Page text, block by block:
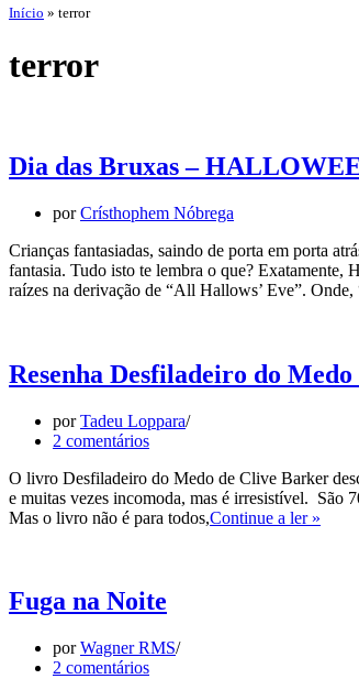
Início » terror
terror
Dia das Bruxas –
porCrísthophem Nóbrega
Crianças fantasiadas, saindo de porta em porta
fantasia. Tudo isto te lembra o que? Exatamente,
raízes na derivação de “All Hallows’ Eve”.
Resenha Desfiladeiro do
porTadeu Loppara
2 comentários
O livro Desfiladeiro do Medo de Clive Barker
e muitas vezes incomoda, mas é irresistível. São
Mas o livro não é para todos,Continue a ler »
Fuga na Noite
porWagner RMS
2 comentários